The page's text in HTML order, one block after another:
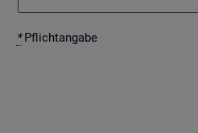
*Pflicht­an­ga­be